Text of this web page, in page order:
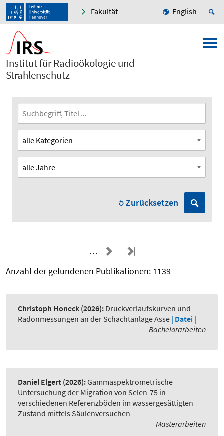
Fakultät English
Institut für Radioökologie und
Strahlenschutz
Zurücksetzen
…
Anzahl der gefundenen Publikationen: 1139
Christoph Honeck (2026): Druckverlaufskurven und
Radonmessungen an der Schachtanlage Asse | Datei |
Bachelorarbeiten
Daniel Elgert (2026):Gammaspektrometrische
Untersuchung der Migration von Selen-75 in
verschiedenen Referenzböden im wassergesättigten
Zustand mittels Säulenversuchen
Masterarbeiten